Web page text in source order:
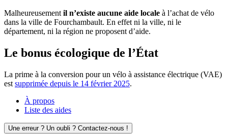
Malheureusement il n’existe aucune aide locale à l’achat de vélo
dans la ville de Fourchambault. En effet ni la ville, ni le
département, ni la région ne proposent d’aide.
Le bonus écologique de l’État
La prime à la conversion pour un vélo à assistance électrique (VAE)
est supprimée depuis le 14 février 2025.
À propos
Liste des aides
Une erreur ? Un oubli ? Contactez-nous !